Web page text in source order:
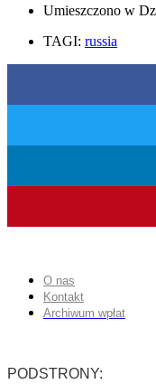
Umieszczono w
TAGI: russia
O nas
Kontakt
Archiwum wpłat
PODSTRONY: